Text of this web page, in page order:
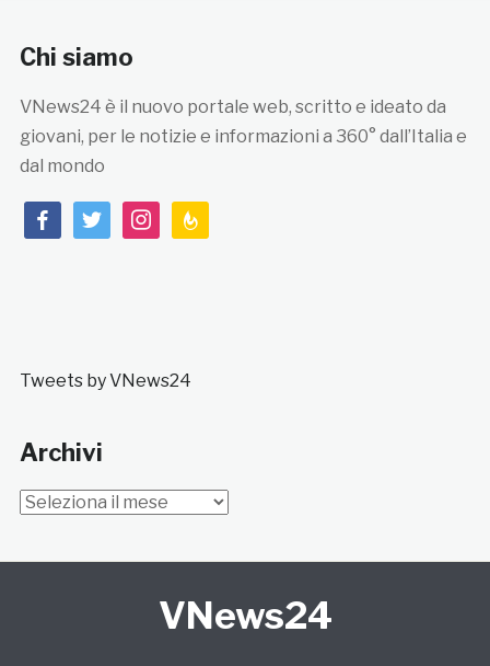
Chi siamo
VNews24 è il nuovo portale web, scritto e ideato da
giovani, per le notizie e informazioni a 360° dall’Italia e
dal mondo
facebooktwitterinstagramfeedburner
Tweets by VNews24
Archivi
Archivi
VNews24